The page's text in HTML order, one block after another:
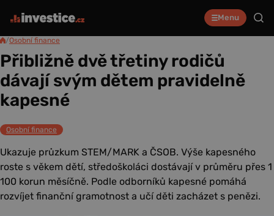
Menu
/Osobní finance
Přibližně dvě třetiny rodičů
dávají svým dětem pravidelně
kapesné
Osobní finance
Ukazuje průzkum STEM/MARK a ČSOB. Výše kapesného
roste s věkem dětí, středoškoláci dostávají v průměru přes 1
100 korun měsíčně. Podle odborníků kapesné pomáhá
rozvíjet finanční gramotnost a učí děti zacházet s penězi.